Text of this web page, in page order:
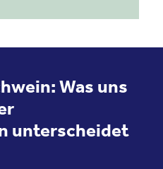
Was uns
unterscheidet